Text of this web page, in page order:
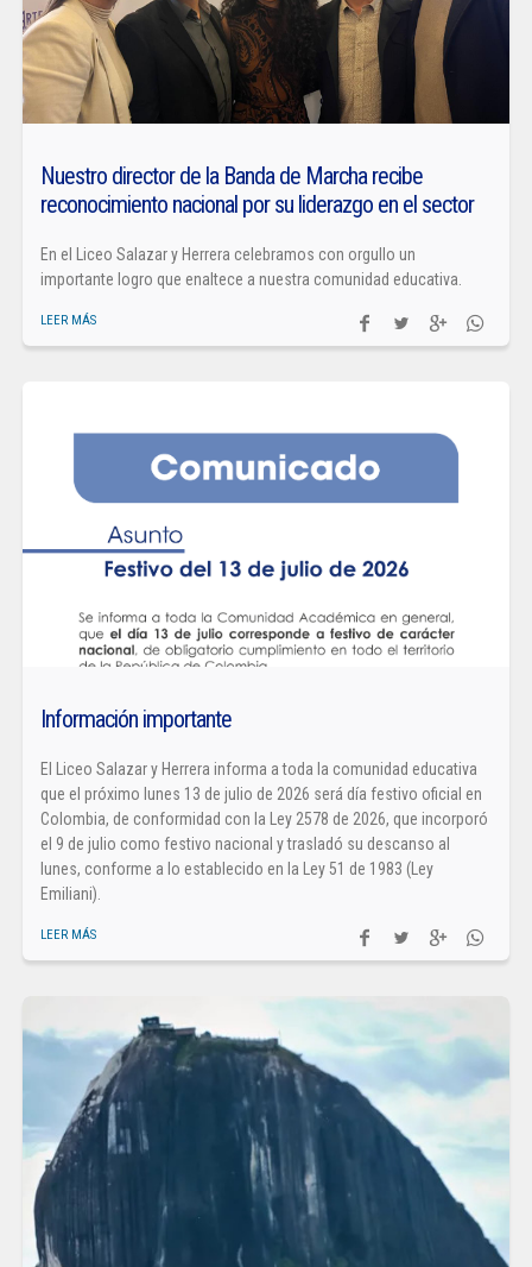
Nuestro director de la Banda de Marcha recibe
reconocimiento nacional por su liderazgo en el sector
En el Liceo Salazar y Herrera celebramos con orgullo un
importante logro que enaltece a nuestra comunidad educativa.
LEER MÁS
Información importante
El Liceo Salazar y Herrera informa a toda la comunidad educativa
que el próximo lunes 13 de julio de 2026 será día festivo oficial en
Colombia, de conformidad con la Ley 2578 de 2026, que incorporó
el 9 de julio como festivo nacional y trasladó su descanso al
lunes, conforme a lo establecido en la Ley 51 de 1983 (Ley
Emiliani).
LEER MÁS